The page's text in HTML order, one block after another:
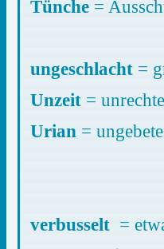
Tünche =
ungeschlacht =
Unzeit =
Urian =
verbusselt =